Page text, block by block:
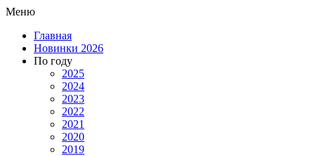
Меню
Главная
Новинки 2026
По году
2025
2024
2023
2022
2021
2020
2019